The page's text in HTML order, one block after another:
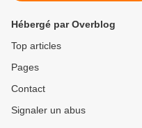
Hébergé par Overblog
Top articles
Pages
Contact
Signaler un abus